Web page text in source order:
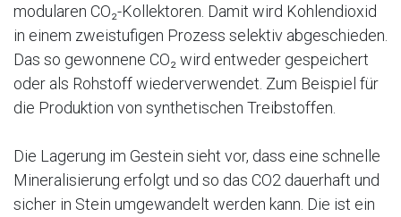
modularen CO₂-Kollektoren. Damit wird Kohlendioxid
in einem zweistufigen Prozess selektiv abgeschieden.
Das so gewonnene CO₂ wird entweder gespeichert
oder als Rohstoff wiederverwendet. Zum Beispiel für
die Produktion von synthetischen Treibstoffen.
Die Lagerung im Gestein sieht vor, dass eine schnelle
Mineralisierung erfolgt und so das CO2 dauerhaft und
sicher in Stein umgewandelt werden kann. Die ist ein